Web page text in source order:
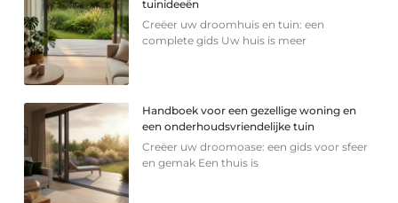
tuinideeën
Creëer uw droomhuis en tuin: een
complete gids Uw huis is meer
Handboek voor een gezellige woning en
een onderhoudsvriendelijke tuin
Creëer uw droomoase: een gids voor sfeer
en gemak Een thuis is